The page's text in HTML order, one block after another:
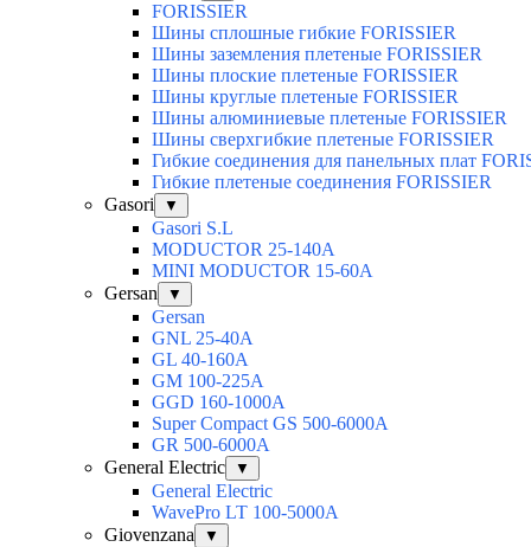
FORISSIER
Шины сплошные гибкие FORISSIER
Шины заземления плетеные FORISSIER
Шины плоские плетеные FORISSIER
Шины круглые плетеные FORISSIER
Шины алюминиевые плетеные FORISSIER
Шины сверхгибкие плетеные FORISSIER
Гибкие соединения для панельных плат
Гибкие плетеные соединения FORISSIER
Gasori
▼
Gasori S.L
MODUCTOR 25-140А
MINI MODUCTOR 15-60A
Gersan
▼
Gersan
GNL 25-40A
GL 40-160A
GM 100-225A
GGD 160-1000A
Super Compact GS 500-6000A
GR 500-6000A
General Electric
▼
General Electric
WavePro LT 100-5000А
Giovenzana
▼